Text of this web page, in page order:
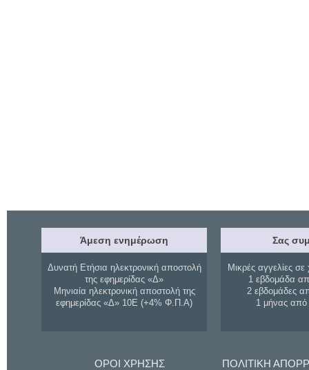
Άμεση ενημέρωση
Δυνατή Ετήσια ηλεκτρονική αποστολή
της εφημερίδας «Δ»
Μηνιαία ηλεκτρονική αποστολή της
εφημερίδας «Δ» 10Ε (+4% Φ.Π.Α)
Σας
Μικρές αγγελίες σε
1 εβδομάδα
2 εβδομάδες
1 μήνας
ΟΡΟΙ ΧΡΗΣΗΣ ΠΟΛΙΤΙΚΗ